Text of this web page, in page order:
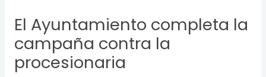
El Ayuntamiento completa la
campaña contra la
procesionaria